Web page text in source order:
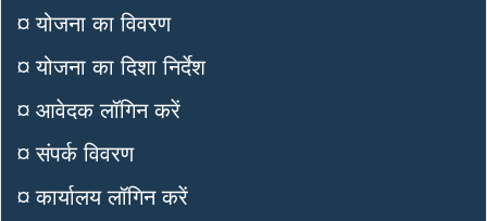
¤ योजना का विवरण
¤ योजना का दिशा निर्देश
¤ आवेदक लॉगिन करें
¤ संपर्क विवरण
¤ कार्यालय लॉगिन करें